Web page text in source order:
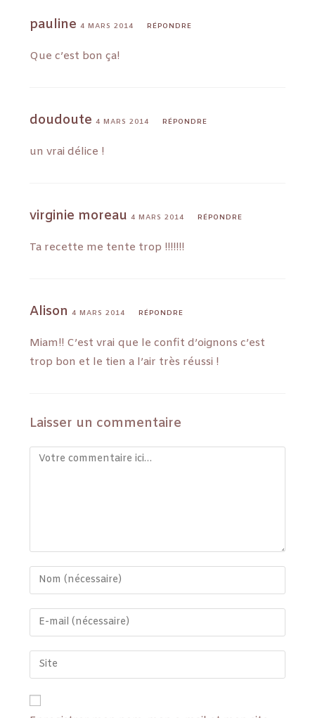
pauline 4 MARS 2014 RÉPONDRE
Que c’est bon ça!
doudoute 4 MARS 2014 RÉPONDRE
un vrai délice !
virginie moreau 4 MARS 2014 RÉPONDRE
Ta recette me tente trop !!!!!!!
Alison 4 MARS 2014 RÉPONDRE
Miam!! C’est vrai que le confit d’oignons c’est
trop bon et le tien a l’air très réussi !
Laisser un commentaire